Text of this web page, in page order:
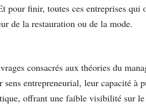
pour finir, toutes ces entreprises
de la restauration ou de la mode.
consacrés aux théories du
entrepreneurial, leur capacité à
offrant une faible visibilité sur